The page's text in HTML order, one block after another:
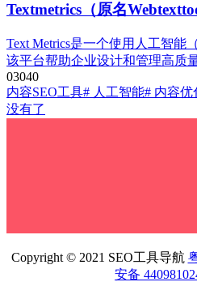
Textmetrics（原名
Text Metrics是一个使用人工智能
该平台帮助企业设计和管理高质
03040
内容SEO工具# 人工智能# 内容优
没有了
Copyright © 2021 SEO工具导航
安备